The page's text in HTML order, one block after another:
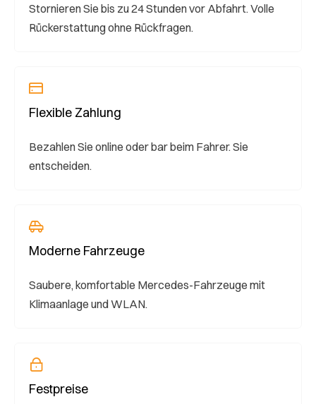
Stornieren Sie bis zu 24 Stunden vor Abfahrt. Volle
Rückerstattung ohne Rückfragen.
Flexible Zahlung
Bezahlen Sie online oder bar beim Fahrer. Sie
entscheiden.
Moderne Fahrzeuge
Saubere, komfortable Mercedes-Fahrzeuge mit
Klimaanlage und WLAN.
Festpreise